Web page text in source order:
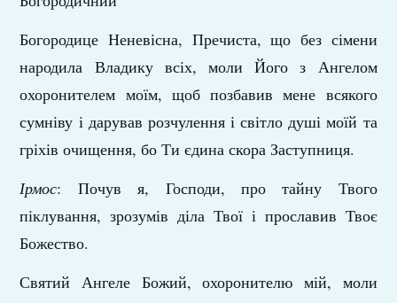
Богородице Неневісна, Пречиста, що без сімени
народила Владику всіх, моли Його з Ангелом
охоронителем моїм, щоб позбавив мене всякого
сумніву і дарував розчулення і світло душі моїй та
гріхів очищення, бо Ти єдина скора Заступниця.
Ірмос: Почув я, Господи, про тайну Твого
піклування, зрозумів діла Твої і прославив Твоє
Божество.
Святий Ангеле Божий, охоронителю мій, моли